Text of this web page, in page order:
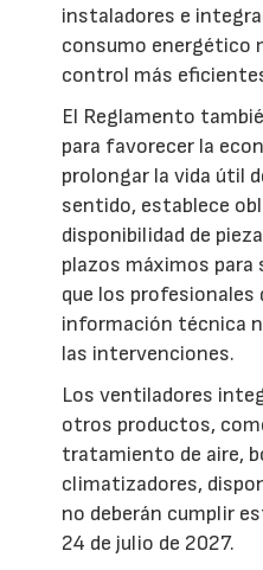
instaladores e
consumo energético
control más
El Reglamento
para favorecer la
prolongar la vida útil
sentido, establece
disponibilidad de
plazos máximos
que los profesionales
información técnica
las intervenciones.
Los ventiladores
otros productos,
tratamiento de aire,
climatizadores,
no deberán cumplir
24 de julio de 2027.